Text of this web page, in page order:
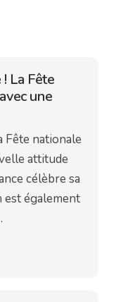
La Fête
une
Fête nationale
attitude
célèbre sa
est également